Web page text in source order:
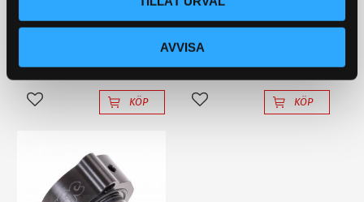
AVVISA
oljeadditiv för minska friktion
X1-R. 250 ml
Lägg till i favoriter
KÖP
Lampan har bara 1st 10W
Cree diod med
reflektorlins och krossar
enkelt en "80W" backlampa
av "värsta versionen"!
195
Lägg till i favoriter
KÖP